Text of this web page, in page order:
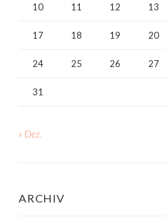
10 11 12 13
17 18 19 20
24 25 26 27
31
« Dez.
ARCHIV